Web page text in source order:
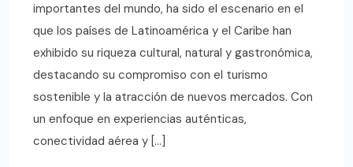
importantes del mundo, ha sido el escenario en el
que los países de Latinoamérica y el Caribe han
exhibido su riqueza cultural, natural y gastronómica,
destacando su compromiso con el turismo
sostenible y la atracción de nuevos mercados. Con
un enfoque en experiencias auténticas,
conectividad aérea y […]